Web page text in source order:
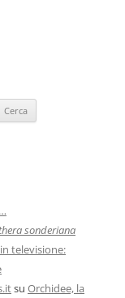
sonderiana
televisione:
su Orchidee, la